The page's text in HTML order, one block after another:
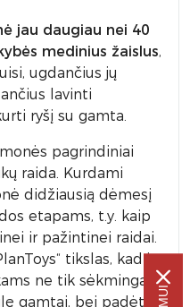
jau daugiau nei 40
medinius žaislus,
ugdančius jų
lavinti
ryšį su gamta.
pagrindiniai
raida. Kurdami
didžiausią dėmesį
etapams, t.y. kaip
ir pažintinei raidai.
tikslas, kad jų
ne tik sėkmingai
gamtai, bei padėtų